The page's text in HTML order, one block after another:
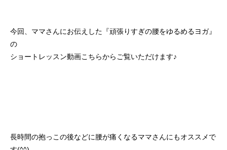
今回、ママさんにお伝えした『頑張りすぎの腰をゆるめるヨガ』
の
ショートレッスン動画こちらからご覧いただけます♪
長時間の抱っこの後などに腰が痛くなるママさんにもオススメで